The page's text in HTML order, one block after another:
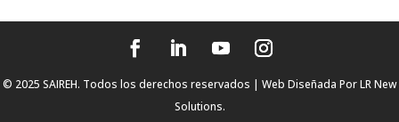
© 2025 SAIREH. Todos los derechos reservados | Web Diseñada PorLR New
Solutions.